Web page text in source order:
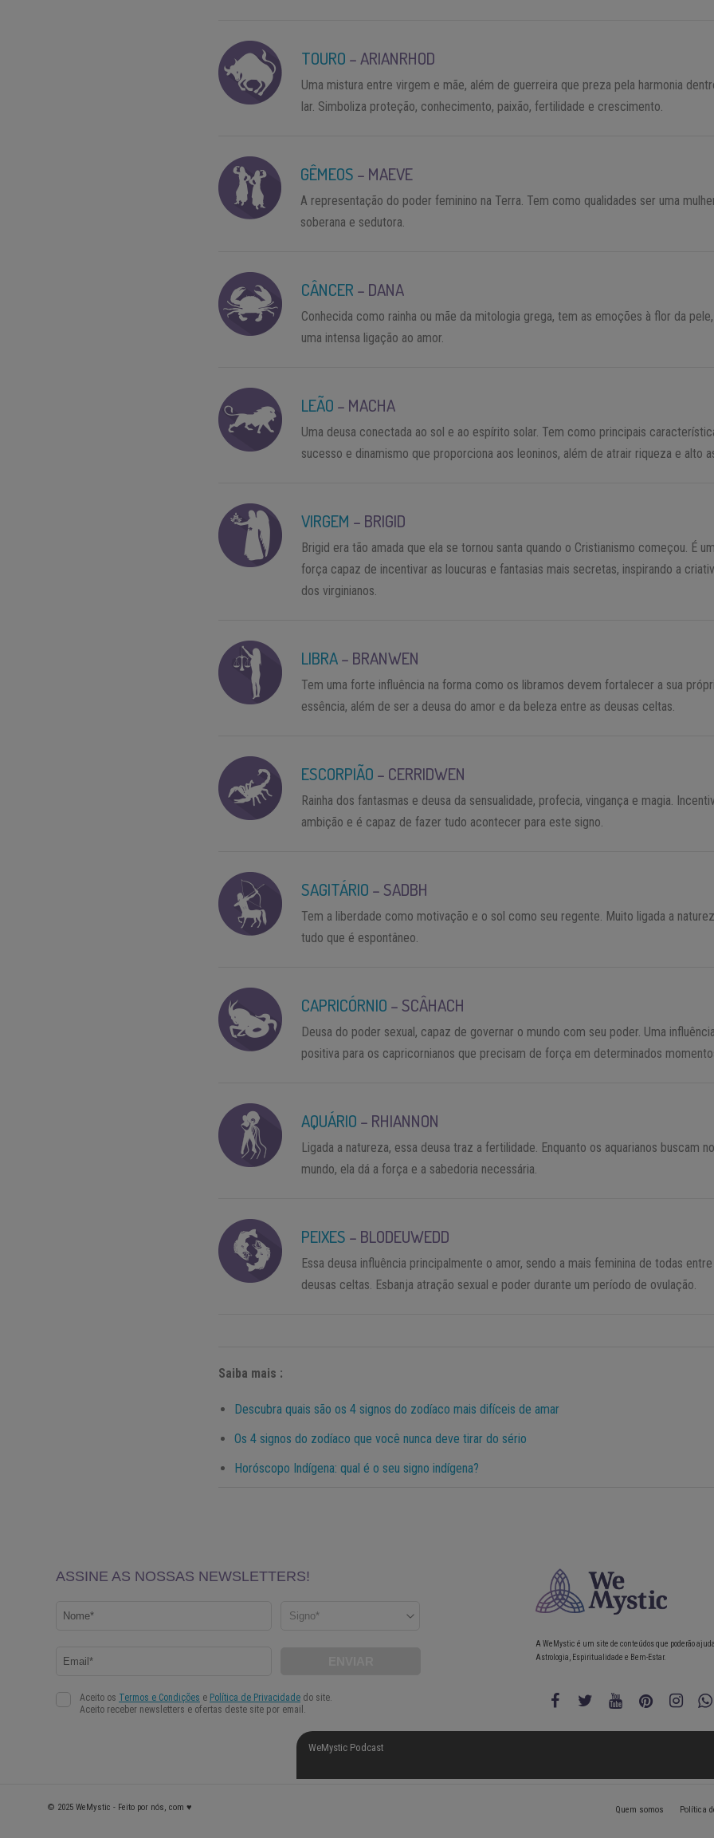
TOURO –ARIANRHOD
Uma mistura entre virgem e mãe, além de guerreira que preza pela harmonia
lar. Simboliza proteção, conhecimento, paixão, fertilidade e crescimento.
GÊMEOS – MAEVE
A representação do poder feminino na Terra. Tem como qualidades ser uma
soberana e sedutora.
CÂNCER – DANA
Conhecida como rainha ou mãe da mitologia grega, tem as emoções à flor da
uma intensa ligação ao amor.
LEÃO – MACHA
Uma deusa conectada ao sol e ao espírito solar. Tem como principais
sucesso e dinamismo que proporciona aos leoninos, além de atrair riqueza e alto
VIRGEM – BRIGID
Brigid era tão amada que ela se tornou santa quando o Cristianismo começou. É
força capaz de incentivar as loucuras e fantasias mais secretas, inspirando a
dos virginianos.
LIBRA– BRANWEN
Tem uma forte influência na forma como os libramos devem fortalecer a sua
essência, além de ser a deusa do amor e da beleza entre as deusas celtas.
ESCORPIÃO – CERRIDWEN
Rainha dos fantasmas e deusa da sensualidade, profecia, vingança e magia.
ambição e é capaz de fazer tudo acontecer para este signo.
SAGITÁRIO –SADBH
Tem a liberdade como motivação e o sol como seu regente. Muito ligada a
tudo que é espontâneo.
CAPRICÓRNIO –SCÂHACH
Deusa do poder sexual, capaz de governar o mundo com seu poder. Uma influência
positiva para os capricornianos que precisam de força em determinados
AQUÁRIO – RHIANNON
Ligada a natureza, essa deusa traz a fertilidade. Enquanto os aquarianos buscam
mundo, ela dá a força e a sabedoria necessária.
PEIXES – BLODEUWEDD
Essa deusa influência principalmente o amor, sendo a mais feminina de todas entre
deusas celtas. Esbanja atração sexual e poder durante um período de ovulação.
Saiba mais :
Descubra quais são os 4 signos do zodíaco mais difíceis de amar
Os 4 signos do zodíaco que você nunca deve tirar do sério
Horóscopo Indígena: qual é o seu signo indígena?
A WeMystic é um site de conteúdos que poderão
Astrologia, Espiritualidade e Bem-Estar.
WeMystic Podcast
Quem somos Política
© 2025 WeMystic - Feito por nós, com ♥